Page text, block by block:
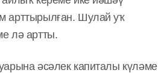
арттырылған. Шулай уҡ
лә артты.
әсәлек капиталы күләме